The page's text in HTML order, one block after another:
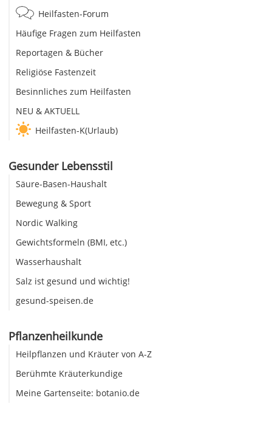
Heilfasten-Forum
Häufige Fragen zum Heilfasten
Reportagen & Bücher
Religiöse Fastenzeit
Besinnliches zum Heilfasten
NEU & AKTUELL
Heilfasten-K(Urlaub)
Gesunder Lebensstil
Säure-Basen-Haushalt
Bewegung & Sport
Nordic Walking
Gewichtsformeln (BMI, etc.)
Wasserhaushalt
Salz ist gesund und wichtig!
gesund-speisen.de
Pflanzenheilkunde
Heilpflanzen und Kräuter von A-Z
Berühmte Kräuterkundige
Meine Gartenseite: botanio.de